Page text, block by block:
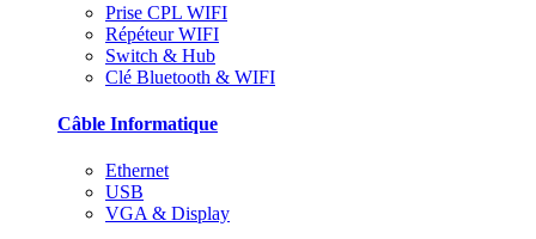
Prise CPL WIFI
Répéteur WIFI
Switch & Hub
Clé Bluetooth & WIFI
Câble Informatique
Ethernet
USB
VGA & Display